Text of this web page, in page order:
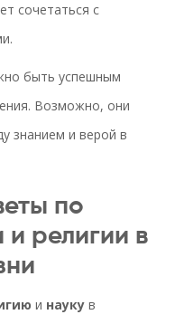
сочетаться с
быть успешным
Возможно, они
знанием и верой в
по
и религии в
и науку в